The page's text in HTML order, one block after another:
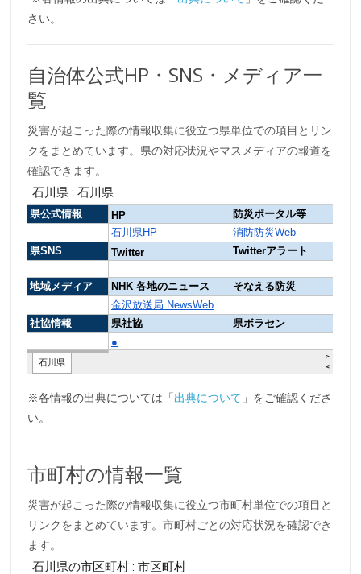
さい。
自治体公式HP・SNS・メディア一
覧
災害が起こった際の情報収集に役立つ県単位での項目とリン
クをまとめています。県の対応状況やマスメディアの報道を
確認できます。
※各情報の出典については「出典について 」をご確認くださ
い。
市町村の情報一覧
災害が起こった際の情報収集に役立つ市町村単位での項目と
リンクをまとめています。市町村ごとの対応状況を確認でき
ます。